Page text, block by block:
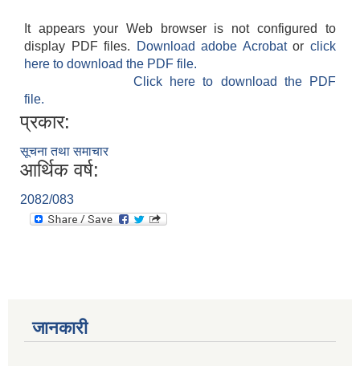
It appears your Web browser is not configured to
display PDF files.
Download adobe Acrobatorclick
here to download the PDF file.
Click here to download the PDF
file.
प्रकार:
सूचना तथा समाचार
आर्थिक वर्ष:
2082/083
जानकारी